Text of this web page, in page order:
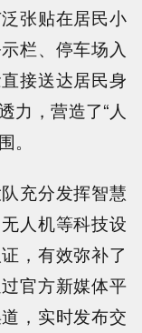
张贴在居民小
栏、停车场入
接送达居民身
力，营造了“人
。
充分发挥智慧
人机等科技设
，有效弥补了
官方新媒体平
，实时发布交